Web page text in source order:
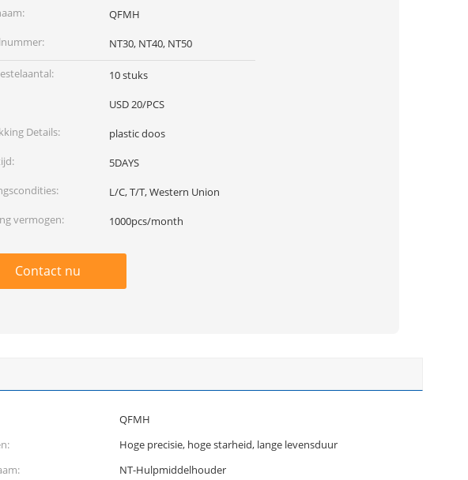
QFMH
NT30, NT40, NT50
10 stuks
USD 20/PCS
Details:
plastic doos
5DAYS
L/C, T/T, Western Union
vermogen:
1000pcs/month
Contact nu
QFMH
Hoge precisie, hoge starheid, lange levensduur
NT-Hulpmiddelhouder